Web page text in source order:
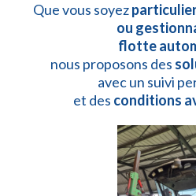
Que vous soyez
ou
flotte
nous proposons des
avec un suivi
et des conditions